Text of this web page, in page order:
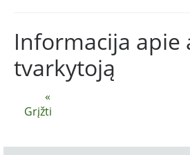
«
Grįžti
Informacija apie
tvarkytoją